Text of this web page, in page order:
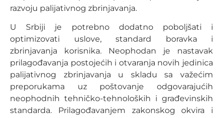
razvoju palijativnog zbrinjavanja.
U Srbiji je potrebno dodatno poboljšati i
optimizovati uslove, standard boravka i
zbrinjavanja korisnika. Neophodan je nastavak
prilagođavanja postojećih i otvaranja novih jedinica
palijativnog zbrinjavanja u skladu sa važećim
preporukama uz poštovanje odgovarajućih
neophodnih tehničko-tehnoloških i građevinskih
standarda. Prilagođavanjem zakonskog okvira i